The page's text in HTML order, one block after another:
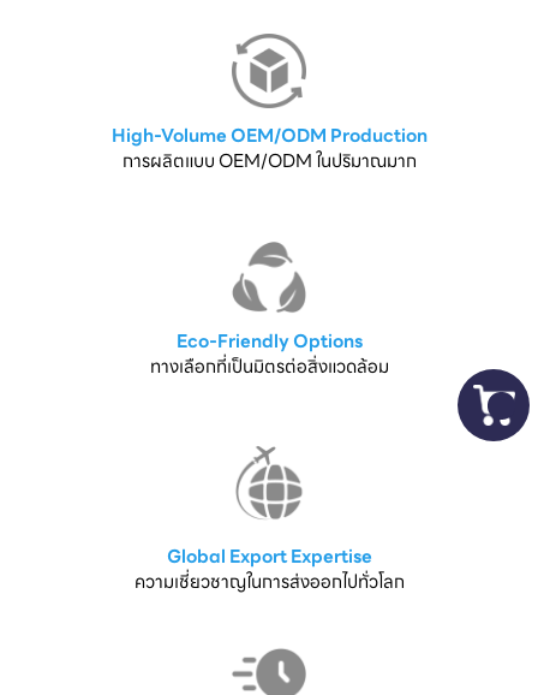
High-Volume OEM/ODM Production
การผลิตแบบ OEM/ODM ในปริมาณมาก
Eco-Friendly Options
ทางเลือกที่เป็นมิตรต่อสิ่งแวดล้อม
Global Export Expertise
ความเชี่ยวชาญในการส่งออกไปทั่วโลก